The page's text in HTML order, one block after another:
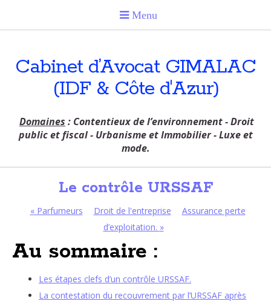
Cabinet d’Avocat GIMALAC
(IDF & Côte d'Azur)
Domaines : Contentieux de l’environnement - Droit
public et fiscal - Urbanisme et Immobilier - Luxe et
mode.
Le contrôle URSSAF
«Parfumeurs Droit de l'entreprise
Assurance perte
d’exploitation. »
Au sommaire :
Les étapes clefs d’un contrôle URSSAF.
La contestation du recouvrement par l’URSSAF après